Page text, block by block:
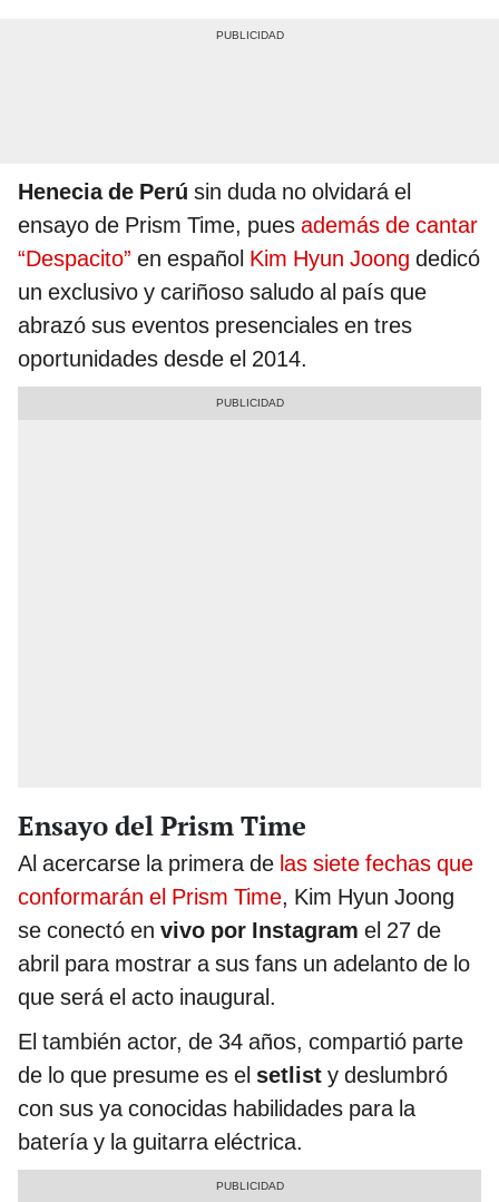
Henecia de Perú sin duda no olvidará el
ensayo de Prism Time, pues además de cantar
“Despacito” en español Kim Hyun Joong dedicó
un exclusivo y cariñoso saludo al país que
abrazó sus eventos presenciales en tres
oportunidades desde el 2014.
Ensayo del Prism Time
Al acercarse la primera de las siete fechas que
conformarán el Prism Time, Kim Hyun Joong
se conectó en vivo por Instagram el 27 de
abril para mostrar a sus fans un adelanto de lo
que será el acto inaugural.
El también actor, de 34 años, compartió parte
de lo que presume es el setlist y deslumbró
con sus ya conocidas habilidades para la
batería y la guitarra eléctrica.